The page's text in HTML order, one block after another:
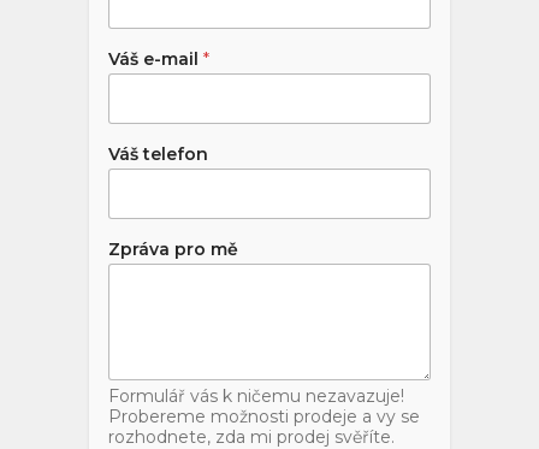
Váš e-mail *
Váš telefon
Zpráva pro mě
Formulář vás k ničemu nezavazuje!
Probereme možnosti prodeje a vy se
rozhodnete, zda mi prodej svěříte.